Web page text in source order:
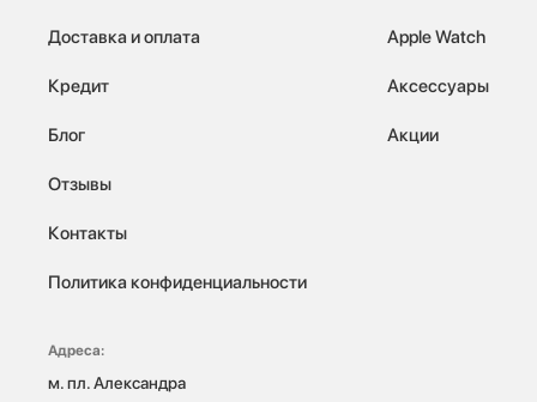
Доставка и оплата
Кредит
Блог
Отзывы
Контакты
Политика конфиденциальности
Apple Watch
Аксессуары
Акции
Адреса:
м. пл. Александра